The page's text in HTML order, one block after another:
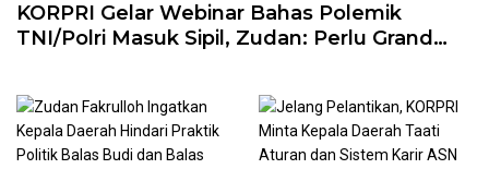
KORPRI Gelar Webinar Bahas Polemik
TNI/Polri Masuk Sipil, Zudan: Perlu Grand